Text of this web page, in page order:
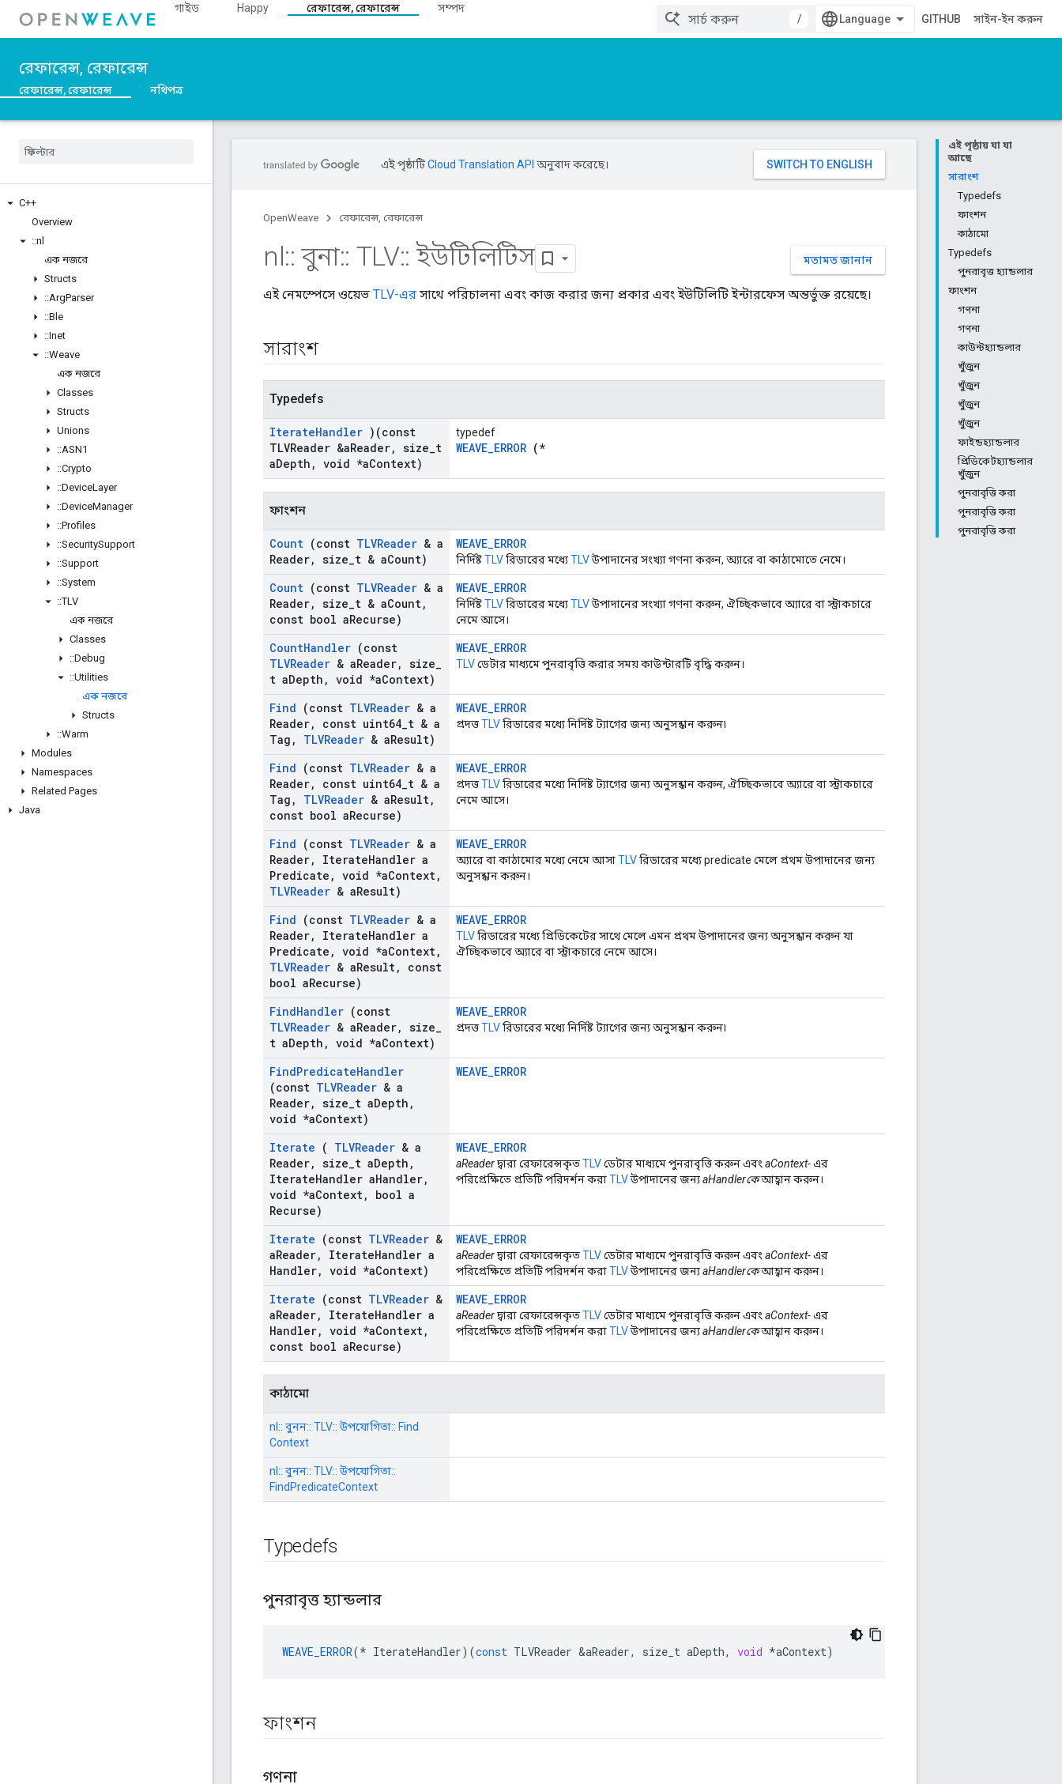
গাইড Happy রেফারেন্স, রেফারেন্স
সম্পদ
/
GITHUB সাইন-ইন করুন
রেফারেন্স, রেফারেন্স
রেফারেন্স, রেফারেন্স নথিপত্র
C++
Overview
::nl
এক নজরে
Structs
::ArgParser
::Ble
::Inet
::Weave
এক নজরে
Classes
Structs
Unions
::ASN1
::Crypto
::DeviceLayer
::DeviceManager
::Profiles
::SecuritySupport
::Support
::System
::TLV
এক নজরে
Classes
::Debug
::Utilities
এক নজরে
Structs
::Warm
Modules
Namespaces
Related Pages
Java
এই পৃষ্ঠায় যা যা
আছে
সারাংশ
Typedefs
ফাংশন
কাঠামো
Typedefs
পুনরাবৃত্ত হ্যান্ডলার
ফাংশন
গণনা
গণনা
কাউন্টহ্যান্ডলার
খুঁজুন
খুঁজুন
খুঁজুন
খুঁজুন
ফাইন্ডহ্যান্ডলার
প্রিডিকেটহ্যান্ডলার
খুঁজুন
পুনরাবৃত্তি করা
পুনরাবৃত্তি করা
পুনরাবৃত্তি করা
এই পৃষ্ঠাটিCloud Translation API অনুবাদ করেছে।
OpenWeave রেফারেন্স, রেফারেন্স
মতামত জানান
nl:: বুনা:: TLV:: ইউটিলিটিস
এই নেমস্পেসে ওয়েভ TLV-এর সাথে পরিচালনা এবং কাজ করার জন্য প্রকার এবং ইউটিলিটি ইন্টারফেস অন্তর্ভুক্ত রয়েছে।
সারাংশ
Typedefs
IterateHandler )(const
TLVReader &aReader, size t
aDepth , void *aContext)
typedef
WEAVE_ERROR (*
ফাংশন
Count (const TLVReader & a
Reader, size t & aCount)
WEAVE_ERROR
নির্দিষ্টTLVরিডারের মধ্যেTLVউপাদানের সংখ্যা গণনা করুন, অ্যারে বা কাঠামোতে নেমে।
Count (const TLVReader & a
Reader, size t & aCount,
const bool aRecurse)
WEAVE_ERROR
নির্দিষ্টTLVরিডারের মধ্যেTLVউপাদানের সংখ্যা গণনা করুন, ঐচ্ছিকভাবে অ্যারে বা স্ট্রাকচারে
নেমে আসে।
CountHandler (const
TLVReader & aReader, size
t aDepth , void *aContext)
WEAVE_ERROR
TLVডেটার মাধ্যমে পুনরাবৃত্তি করার সময় কাউন্টারটি বৃদ্ধি করুন।
Find (const TLVReader & a
Reader, const uint64 t & a
Tag , TLVReader & aResult)
WEAVE_ERROR
প্রদত্তTLVরিডারের মধ্যে নির্দিষ্ট ট্যাগের জন্য অনুসন্ধান করুন৷
Find (const TLVReader & a
Reader, const uint64 t & a
Tag , TLVReader & aResult,
const bool aRecurse)
WEAVE_ERROR
প্রদত্তTLVরিডারের মধ্যে নির্দিষ্ট ট্যাগের জন্য অনুসন্ধান করুন, ঐচ্ছিকভাবে অ্যারে বা স্ট্রাকচারে
নেমে আসে।
Find (const TLVReader & a
Reader, IterateHandler a
Predicate , void *aContext,
TLVReader & aResult)
WEAVE_ERROR
অ্যারে বা কাঠামোর মধ্যে নেমে আসাTLVরিডারের মধ্যে predicate মেলে প্রথম উপাদানের জন্য
অনুসন্ধান করুন।
Find (const TLVReader & a
Reader, IterateHandler a
Predicate , void *aContext,
TLVReader & aResult,
const
bool aRecurse)
WEAVE_ERROR
TLVরিডারের মধ্যে প্রিডিকেটের সাথে মেলে এমন প্রথম উপাদানের জন্য অনুসন্ধান করুন যা
ঐচ্ছিকভাবে অ্যারে বা স্ট্রাকচারে নেমে আসে।
FindHandler (const
TLVReader & aReader, size
t aDepth , void *aContext)
WEAVE_ERROR
প্রদত্তTLVরিডারের মধ্যে নির্দিষ্ট ট্যাগের জন্য অনুসন্ধান করুন৷
FindPredicateHandler
(const TLVReader & a
Reader, size t aDepth ,
void *aContext)
WEAVE_ERROR
Iterate ( TLVReader & a
Reader, size t aDepth ,
IterateHandler aHandler,
void *aContext,
bool a
Recurse)
WEAVE_ERROR
aReaderদ্বারা রেফারেন্সকৃতTLVডেটার মাধ্যমে পুনরাবৃত্তি করুন এবং aContext-এর
পরিপ্রেক্ষিতে প্রতিটি পরিদর্শন করাTLVউপাদানের জন্যaHandlerকেআহ্বান করুন।
Iterate (const TLVReader &
aReader, IterateHandler a
Handler, void *aContext)
WEAVE_ERROR
aReaderদ্বারা রেফারেন্সকৃতTLVডেটার মাধ্যমে পুনরাবৃত্তি করুন এবং aContext-এর
পরিপ্রেক্ষিতে প্রতিটি পরিদর্শন করাTLVউপাদানের জন্যaHandlerকেআহ্বান করুন।
Iterate (const TLVReader &
aReader, IterateHandler a
Handler, void *aContext,
const bool aRecurse)
WEAVE_ERROR
aReaderদ্বারা রেফারেন্সকৃতTLVডেটার মাধ্যমে পুনরাবৃত্তি করুন এবং aContext-এর
পরিপ্রেক্ষিতে প্রতিটি পরিদর্শন করাTLVউপাদানের জন্যaHandlerকেআহ্বান করুন।
কাঠামো
nl:: বুনন:: TLV:: উপযোগিতা:: Find
Context
nl:: বুনন:: TLV:: উপযোগিতা::
FindPredicateContext
Typedefs
পুনরাবৃত্ত হ্যান্ডলার
WEAVE_ERROR(* IterateHandler)(const TLVReader &aReader, size_t aDepth, void *aContext)
ফাংশন
গণনা